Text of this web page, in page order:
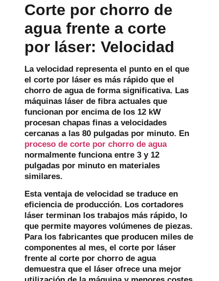
Corte por chorro de
agua frente a corte
por láser: Velocidad
La velocidad representa el punto en el que
el corte por láser es más rápido que el
chorro de agua de forma significativa. Las
máquinas láser de fibra actuales que
funcionan por encima de los 12 kW
procesan chapas finas a velocidades
cercanas a las 80 pulgadas por minuto. En
proceso de corte por chorro de agua
normalmente funciona entre 3 y 12
pulgadas por minuto en materiales
similares.
Esta ventaja de velocidad se traduce en
eficiencia de producción. Los cortadores
láser terminan los trabajos más rápido, lo
que permite mayores volúmenes de piezas.
Para los fabricantes que producen miles de
componentes al mes, el corte por láser
frente al corte por chorro de agua
demuestra que el láser ofrece una mejor